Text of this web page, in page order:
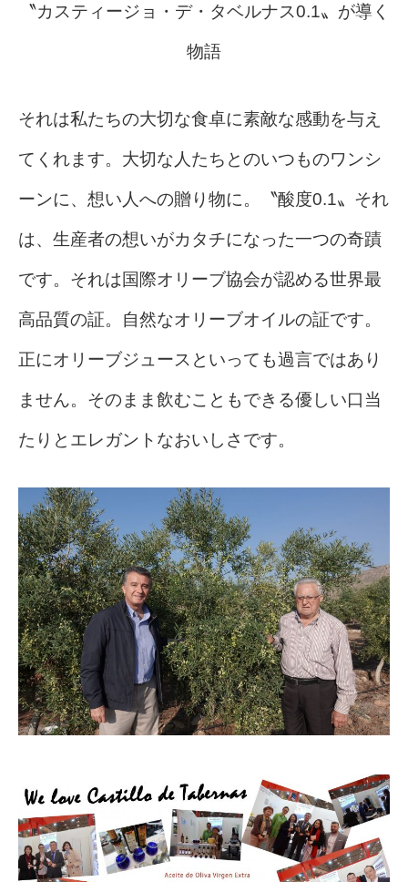
〝カスティージョ・デ・タベルナス0.1〟が導く
物語
それは私たちの大切な食卓に素敵な感動を与え
てくれます。大切な人たちとのいつものワンシ
ーンに、想い人への贈り物に。〝酸度0.1〟それ
は、生産者の想いがカタチになった一つの奇蹟
です。それは国際オリーブ協会が認める世界最
高品質の証。自然なオリーブオイルの証です。
正にオリーブジュースといっても過言ではあり
ません。そのまま飲むこともできる優しい口当
たりとエレガントなおいしさです。